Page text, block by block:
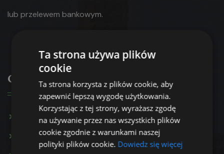
lub przelewem bankowym.
Oferta
Konsultacja psychologiczna
Terapia par
Ta strona używa plików
cookie
Ta strona korzysta z plików cookie, aby
zapewnić lepszą wygodę użytkowania.
Korzystając z tej strony, wyrażasz zgodę
na używanie przez nas wszystkich plików
cookie zgodnie z warunkami naszej
polityki plików cookie. Dowiedz się więcej